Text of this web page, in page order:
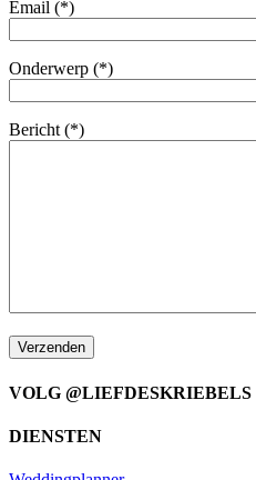
Email (*)
Onderwerp (*)
Bericht (*)
VOLG @LIEFDESKRIEBELS
DIENSTEN